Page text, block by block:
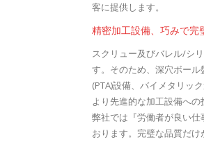
客に提供します。
精密加工設備、巧みで完
スクリュー及びバレル/シ
す。そのため、深穴ボー
(PTA)設備、バイメタリッ
より先進的な加工設備への
弊社では『労働者が良い
おります。完璧な品質だ